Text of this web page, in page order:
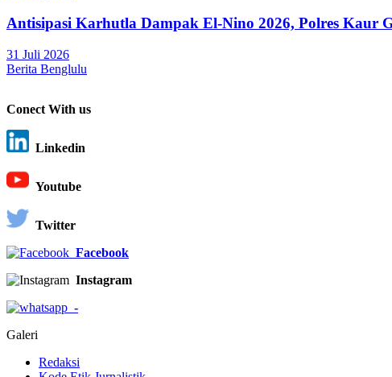
Antisipasi Karhutla Dampak El-Nino 2026, Polres Kaur
31 Juli 2026
Berita Benglulu
Conect With us
Linkedin
Youtube
Twitter
Facebook
Instagram
-
Galeri
Redaksi